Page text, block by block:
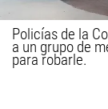
Policías de la
a un grupo de
para robarle.